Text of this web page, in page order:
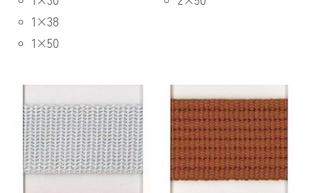
1×38
1×50